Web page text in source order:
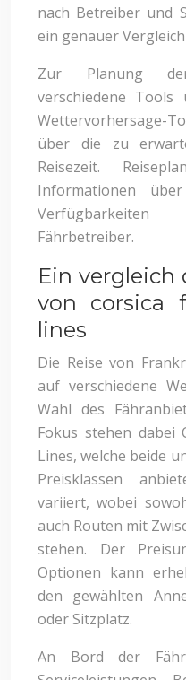
nach Betreiber und
ein genauer
Zur Planung
verschiedene Tools
über die zu
Reisezeit.
Informationen
Fährbetreiber.
Ein vergleich
von corsica
lines
Die Reise von
auf verschiedene
Wahl des
Fokus stehen dabei
Lines, welche beide
Preisklassen
variiert, wobei
auch Routen mit
stehen. Der
Optionen kann
den gewählten
oder Sitzplatz.
An Bord der